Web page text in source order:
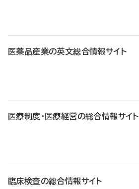
医薬品産業の英文総合情報サイト
医療制度・医療経営の総合情報サイト
臨床検査の総合情報サイト